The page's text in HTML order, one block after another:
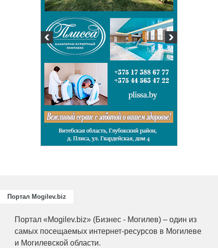
Портал Mogilev.biz
Портал «Mogilev.biz» (Бизнес - Могилев) – один из
самых посещаемых интернет-ресурсов в Могилеве
и Могилевской области.